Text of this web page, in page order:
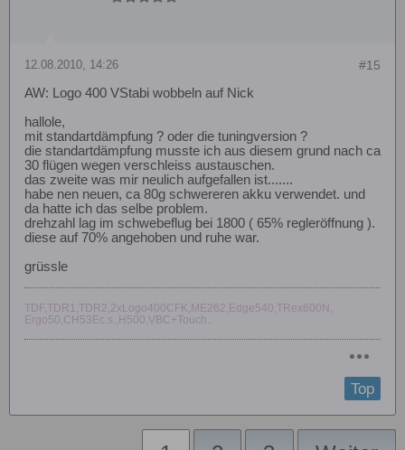
#15
12.08.2010, 14:26
AW: Logo 400 VStabi wobbeln auf Nick
hallole,
mit standartdämpfung ? oder die tuningversion ?
die standartdämpfung musste ich aus diesem grund nach ca
30 flügen wegen verschleiss austauschen.
das zweite was mir neulich aufgefallen ist.......
habe nen neuen, ca 80g schwereren akku verwendet. und
da hatte ich das selbe problem.
drehzahl lag im schwebeflug bei 1800 ( 65% regleröffnung ).
diese auf 70% angehoben und ruhe war.
grüssle
TDF,TDR1,TDR2,2xLogo400CFK,ME262,Edge540,TRex600N,
Ergo50,CH53Ec.s.,H500,VBC+Touch..
Top